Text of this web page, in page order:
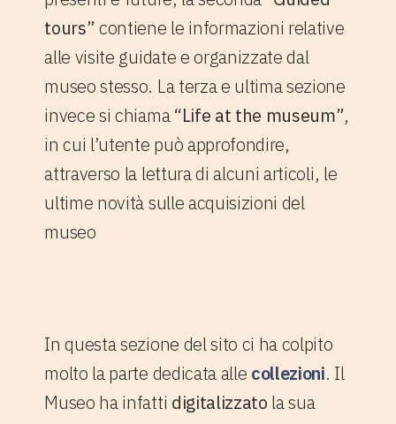
tours”contiene le informazioni relative
alle visite guidate e organizzate dal
museo stesso. La terza e ultima sezione
invece si chiama“Life at the museum”,
in cui l’utente può approfondire,
attraverso la lettura di alcuni articoli, le
ultime novità sulle acquisizioni del
museo
In questa sezione del sito ci ha colpito
molto la parte dedicata alle collezioni. Il
Museo ha infatti digitalizzato la sua